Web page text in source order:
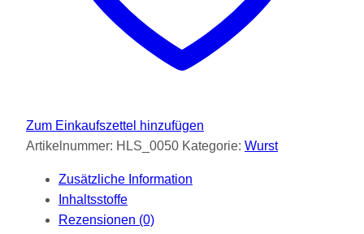
Zum Einkaufszettel hinzufügen
Artikelnummer: HLS_0050 Kategorie: Wurst
Zusätzliche Information
Inhaltsstoffe
Rezensionen (0)